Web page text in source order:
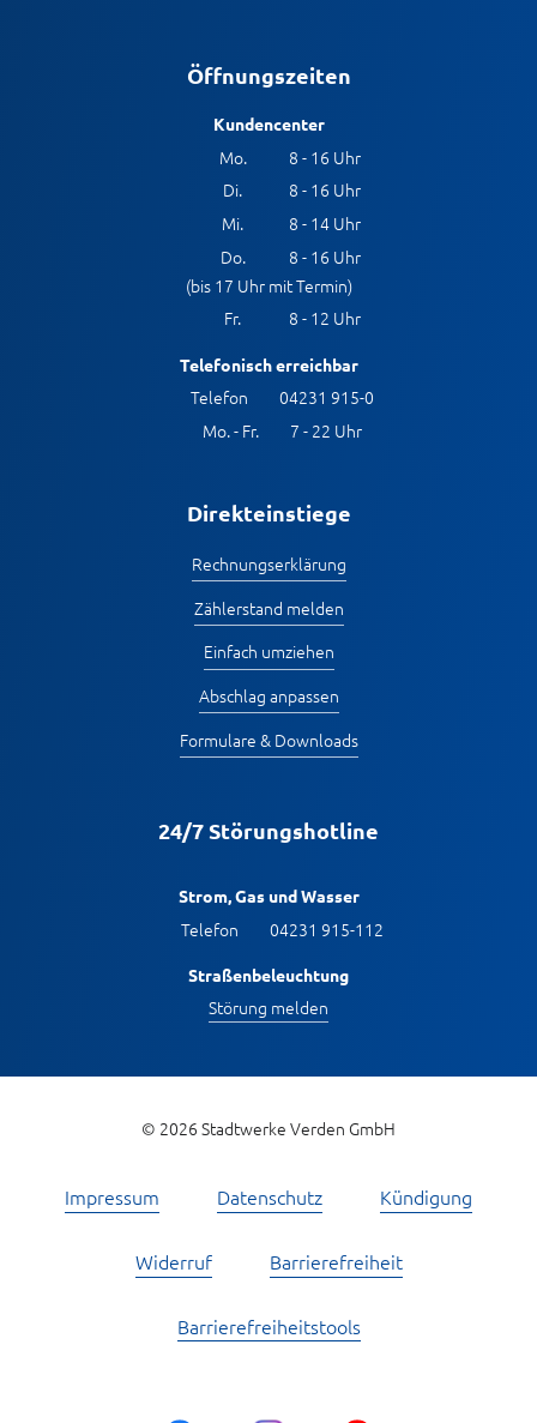
Öffnungszeiten
Kundencenter
Mo.
8 - 16 Uhr
Di.
8 - 16 Uhr
Mi.
8 - 14 Uhr
Do.
8 - 16 Uhr
(bis 17 Uhr mit Termin)
Fr.
8 - 12 Uhr
Telefonisch erreichbar
Telefon
04231 915-0
Mo. - Fr.
7 - 22 Uhr
Direkteinstiege
Rechnungserklärung
Zählerstand melden
Einfach umziehen
Abschlag anpassen
Formulare & Downloads
24/7 Störungshotline
Strom, Gas und Wasser
Telefon 04231 915-112
Straßenbeleuchtung
Störung melden
© 2026 Stadtwerke Verden GmbH
Impressum Datenschutz Kündigung
Widerruf Barrierefreiheit
Barrierefreiheitstools